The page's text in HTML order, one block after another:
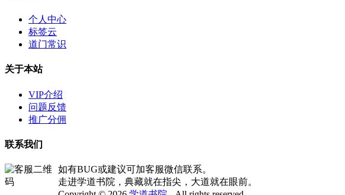
个人中心
标签云
道门常识
关于本站
VIP介绍
问题反馈
推广分佣
联系我们
如有BUG或建议可加客服微信联系。
走进学道书院，典藏就在指尖，大道就在眼前。